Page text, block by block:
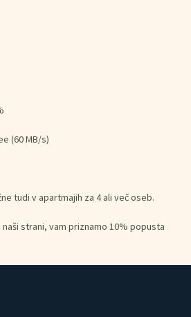
(60 MB/s)
tudi v apartmajih za 4 ali več oseb.
strani, vam priznamo 10% popusta